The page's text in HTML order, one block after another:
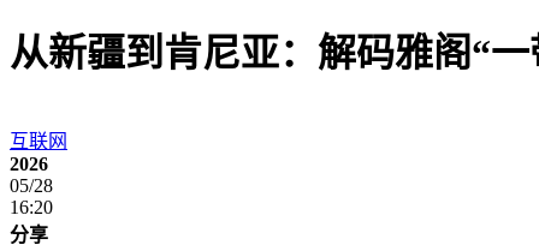
从新疆到肯尼亚：解码雅阁“
互联网
2026
05/28
16:20
分享